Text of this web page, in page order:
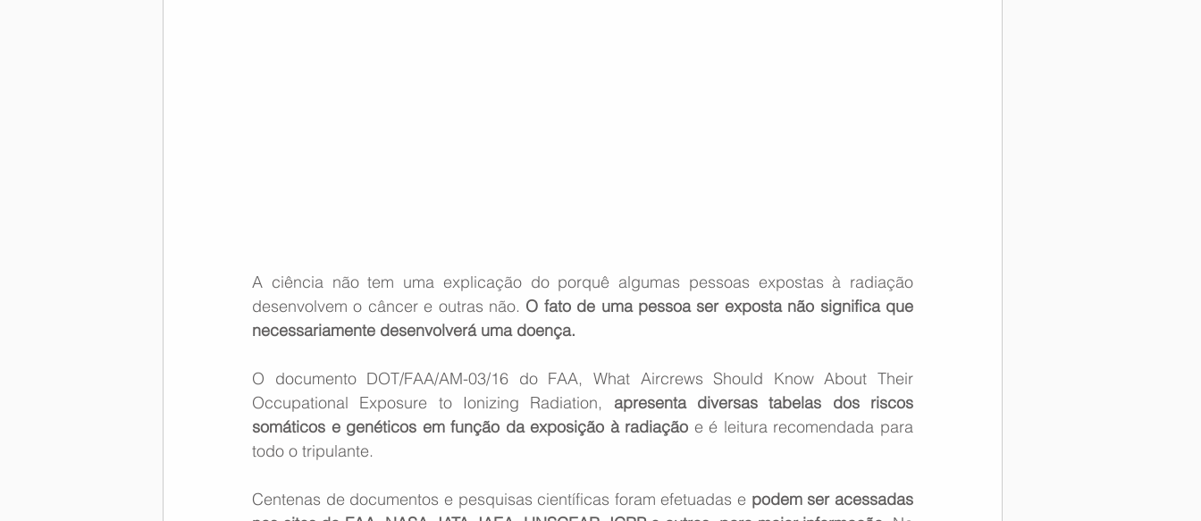
A ciência não tem uma explicação do porquê algumas pessoas expostas à radiação
desenvolvem o câncer e outras não. O fato de uma pessoa ser exposta não significa que
necessariamente desenvolverá uma doença.
O documento DOT/FAA/AM-03/16 do FAA, What Aircrews Should Know About Their
Occupational Exposure to Ionizing Radiation, apresenta diversas tabelas dos riscos
somáticos e genéticos em função da exposição à radiação e é leitura recomendada para
todo o tripulante.
Centenas de documentos e pesquisas científicas foram efetuadas e podem ser acessadas